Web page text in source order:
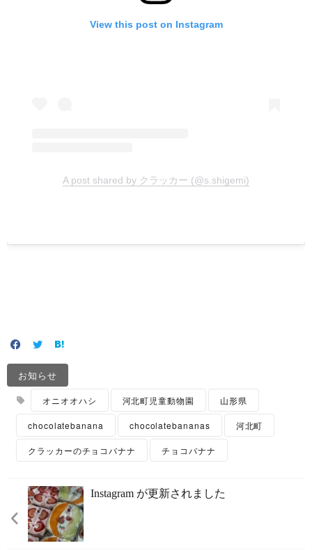
View this post on Instagram
A post shared by クラッカー (@s.shigemi)
お知らせ
オニオオハシ 河北町児童動物園 山形県
chocolatebanana chocolatebananas 河北町
クラッカーのチョコバナナ チョコバナナ
Instagram が更新されました